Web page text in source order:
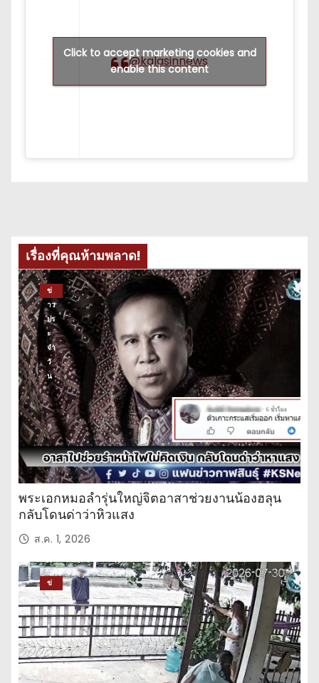
@kalasinnews
Click to accept marketing cookies and
enable this content
เรื่องที่คุณห้ามพลาด!
ข่
าว
ปร
ะ
จำ
วั
น
พระเอกหมอลำรุ่นใหญ่จิตอาสาช่วยงานน้องฮลุน
กลับโดนด่าว่าหิวแสง
ส.ค. 1, 2026
ข่
าว
ปร
ะ
จำ
วั
น